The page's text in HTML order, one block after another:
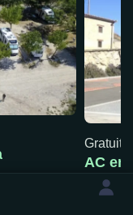
Gratuita
AC en